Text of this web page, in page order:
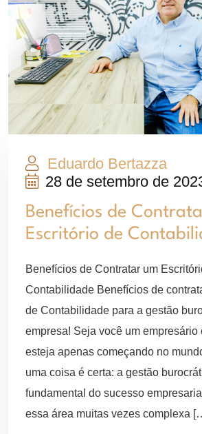
Eduardo Bertazza
28 de setembro de
Benefícios de
Escritório de
Benefícios de Contratar um
Contabilidade Benefícios de
de Contabilidade para a gestão
empresa! Seja você um empresário
esteja apenas começando no
uma coisa é certa: a gestão
fundamental do sucesso
essa área muitas vezes complexa